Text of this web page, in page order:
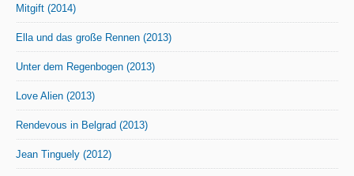
Mitgift (2014)
Ella und das große Rennen (2013)
Unter dem Regenbogen (2013)
Love Alien (2013)
Rendevous in Belgrad (2013)
Jean Tinguely (2012)